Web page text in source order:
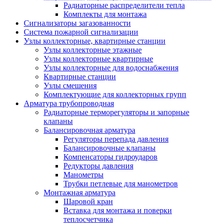
Радиаторные распределители тепла
Комплекты для монтажа
Сигнализаторы загазованности
Система пожарной сигнализации
Узлы коллекторные, квартирные станции
Узлы коллекторные этажные
Узлы коллекторные квартирные
Узлы коллекторные для водоснабжения
Квартирные станции
Узлы смешения
Комплектующие для коллекторных групп
Арматура трубопроводная
Радиаторные терморегуляторы и запорные
клапаны
Балансировочная арматура
Регуляторы перепада давления
Балансировочные клапаны
Компенсаторы гидроударов
Редукторы давления
Манометры
Трубки петлевые для манометров
Монтажная арматура
Шаровой кран
Вставка для монтажа и поверки
теплосчетчика